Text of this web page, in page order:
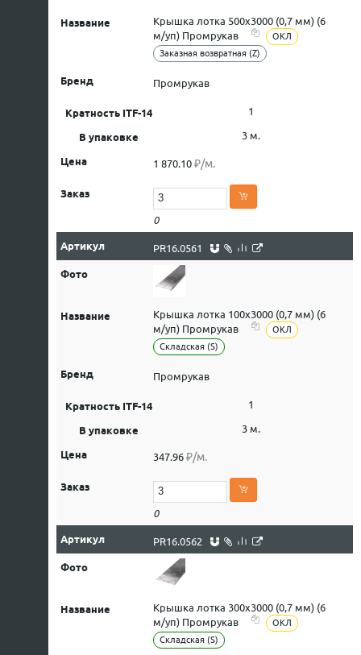
Крышка лотка 500х3000 (0,7 мм) (6
м/уп) Промрукав
ОКЛ
Заказная возвратная (Z)
Промрукав
1
3 м.
1 870.10 ₽/м.
0
PR16.0561
Крышка лотка 100х3000 (0,7 мм) (6
м/уп) Промрукав
ОКЛ
Складская (S)
Промрукав
1
3 м.
347.96 ₽/м.
0
PR16.0562
Крышка лотка 300х3000 (0,7 мм) (6
м/уп) Промрукав
ОКЛ
Складская (S)